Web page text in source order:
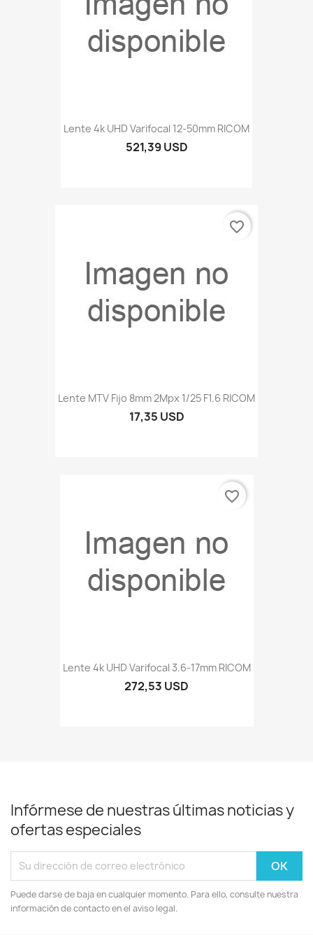
Lente 4k UHD Varifocal 12-50mm RICOM
521,39 USD
Lente MTV Fijo 8mm 2Mpx 1/25 F1.6 RICOM
17,35 USD
favorite_border
Lente 4k UHD Varifocal 3.6-17mm RICOM
272,53 USD
favorite_border
Infórmese de nuestras últimas noticias y
ofertas especiales
Puede darse de baja en cualquier momento. Para ello, consulte nuestra
información de contacto en el aviso legal.